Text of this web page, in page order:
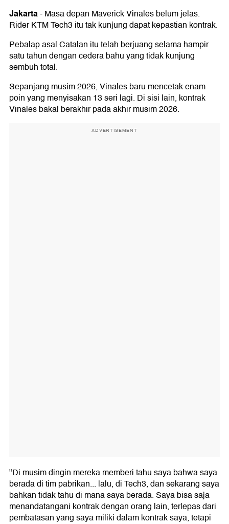
Jakarta-Masa depan Maverick Vinales belum jelas.
Rider KTM Tech3 itu tak kunjung dapat kepastian kontrak.
Pebalap asal Catalan itu telah berjuang selama hampir
satu tahun dengan cedera bahu yang tidak kunjung
sembuh total.
Sepanjang musim 2026, Vinales baru mencetak enam
poin yang menyisakan 13 seri lagi. Di sisi lain, kontrak
Vinales bakal berakhir pada akhir musim 2026.
ADVERTISEMENT
"Di musim dingin mereka memberi tahu saya bahwa saya
berada di tim pabrikan... lalu, di Tech3, dan sekarang saya
bahkan tidak tahu di mana saya berada. Saya bisa saja
menandatangani kontrak dengan orang lain, terlepas dari
pembatasan yang saya miliki dalam kontrak saya, tetapi